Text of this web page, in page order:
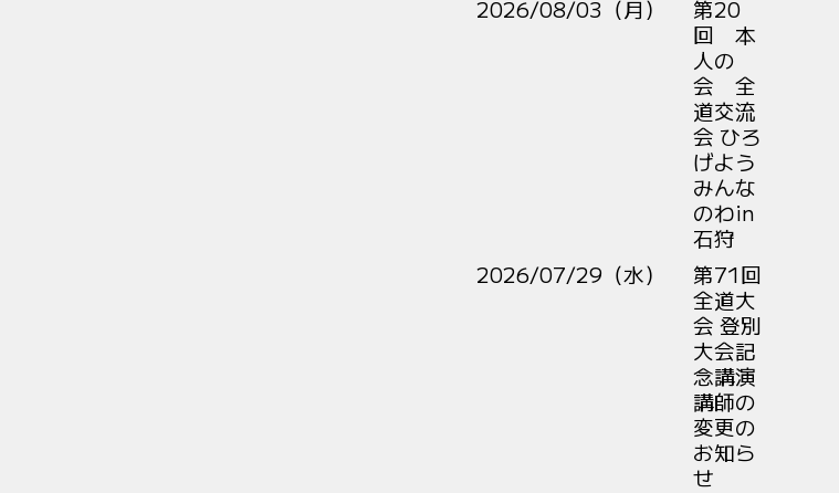
2026/08/03（月）
第20
回 本
人の
会 全
道交流
会 ひろ
げよう
みんな
のわin
石狩
2026/07/29（水）
第71回
全道大
会 登別
大会記
念講演
講師の
変更の
お知ら
せ